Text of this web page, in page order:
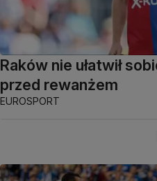
Raków nie ułatwił
przed rewanżem
EUROSPORT